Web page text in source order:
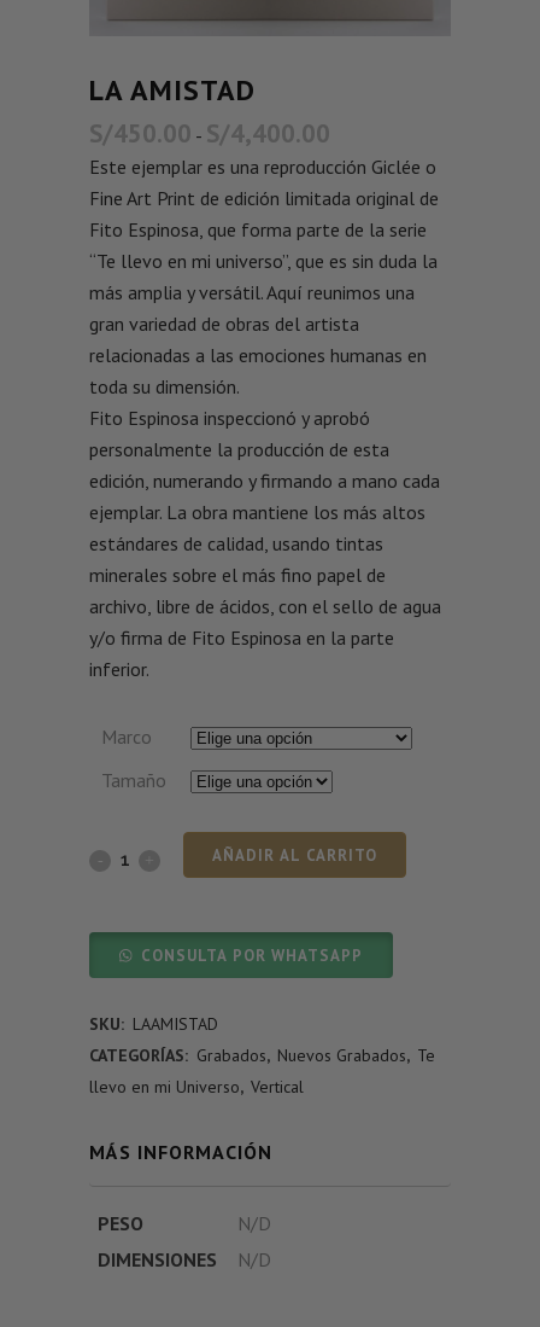
LA AMISTAD
S/450.00 - S/4,400.00
Este ejemplar es una reproducción Giclée o
Fine Art Print de edición limitada original de
Fito Espinosa, que forma parte de la serie
“Te llevo en mi universo”, que es sin duda la
más amplia y versátil. Aquí reunimos una
gran variedad de obras del artista
relacionadas a las emociones humanas en
toda su dimensión.
Fito Espinosa inspeccionó y aprobó
personalmente la producción de esta
edición, numerando y firmando a mano cada
ejemplar. La obra mantiene los más altos
estándares de calidad, usando tintas
minerales sobre el más fino papel de
archivo, libre de ácidos, con el sello de agua
y/o firma de Fito Espinosa en la parte
inferior.
Marco
Tamaño
AÑADIR AL CARRITO
CONSULTA POR WHATSAPP
SKU: LAAMISTAD
CATEGORÍAS: Grabados, Nuevos Grabados, Te
llevo en mi Universo, Vertical
MÁS INFORMACIÓN
PESO
N/D
DIMENSIONES
N/D